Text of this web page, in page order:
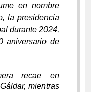
en nombre
la presidencia
durante 2024,
aniversario de
recae en
mientras